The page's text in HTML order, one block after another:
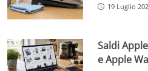
19 Luglio
Saldi
e Apple